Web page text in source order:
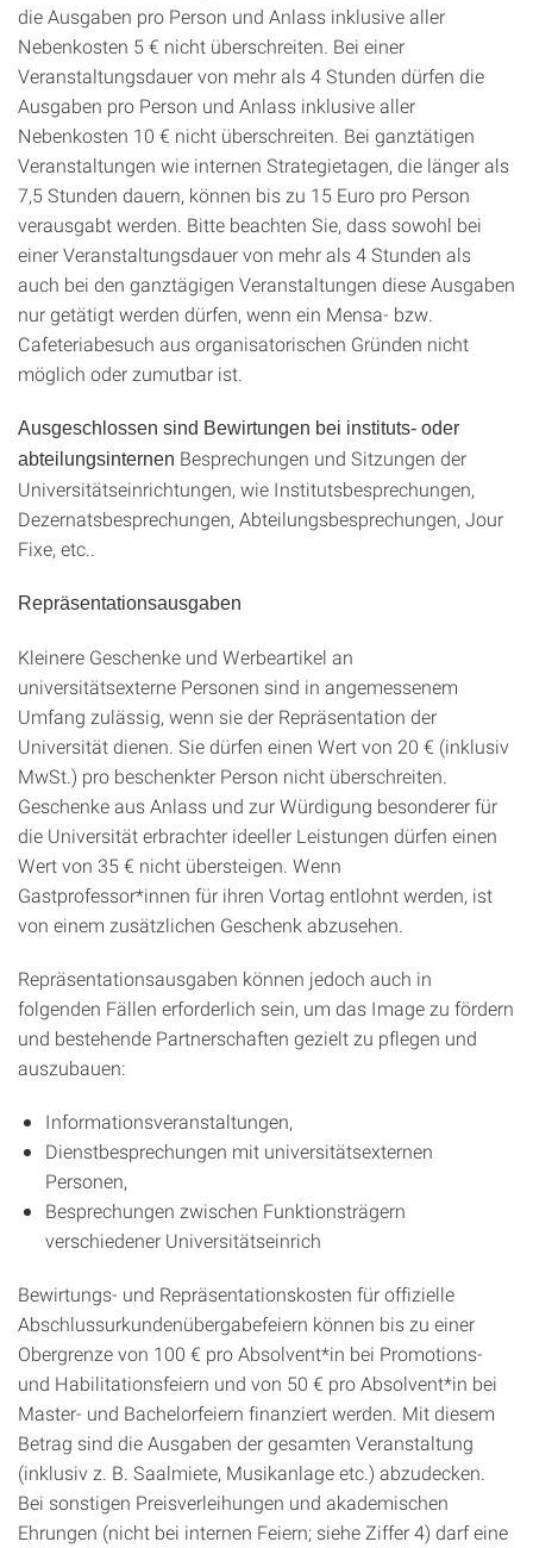
die Ausgaben pro Person und Anlass inklusive aller
Nebenkosten 5 € nicht überschreiten. Bei einer
Veranstaltungsdauer von mehr als 4 Stunden dürfen die
Ausgaben pro Person und Anlass inklusive aller
Nebenkosten 10 € nicht überschreiten. Bei ganztätigen
Veranstaltungen wie internen Strategietagen, die länger als
7,5 Stunden dauern, können bis zu 15 Euro pro Person
verausgabt werden. Bitte beachten Sie, dass sowohl bei
einer Veranstaltungsdauer von mehr als 4 Stunden als
auch bei den ganztägigen Veranstaltungen diese Ausgaben
nur getätigt werden dürfen, wenn ein Mensa- bzw.
Cafeteriabesuch aus organisatorischen Gründen nicht
möglich oder zumutbar ist.
Ausgeschlossen sind Bewirtungen bei instituts- oder
abteilungsinternen Besprechungen und Sitzungen der
Universitätseinrichtungen, wie Institutsbesprechungen,
Dezernatsbesprechungen, Abteilungsbesprechungen, Jour
Fixe, etc..
Repräsentationsausgaben
Kleinere Geschenke und Werbeartikel an
universitätsexterne Personen sind in angemessenem
Umfang zulässig, wenn sie der Repräsentation der
Universität dienen. Sie dürfen einen Wert von 20 € (inklusiv
MwSt.) pro beschenkter Person nicht überschreiten.
Geschenke aus Anlass und zur Würdigung besonderer für
die Universität erbrachter ideeller Leistungen dürfen einen
Wert von 35 € nicht übersteigen. Wenn
Gastprofessor*innen für ihren Vortag entlohnt werden, ist
von einem zusätzlichen Geschenk abzusehen.
Repräsentationsausgaben können jedoch auch in
folgenden Fällen erforderlich sein, um das Image zu fördern
und bestehende Partnerschaften gezielt zu pflegen und
auszubauen:
Informationsveranstaltungen,
Dienstbesprechungen mit universitätsexternen
Personen,
Besprechungen zwischen Funktionsträgern
verschiedener Universitätseinrich
Bewirtungs- und Repräsentationskosten für offizielle
Abschlussurkundenübergabefeiern können bis zu einer
Obergrenze von 100 € pro Absolvent*in bei Promotions-
und Habilitationsfeiern und von 50 € pro Absolvent*in bei
Master- und Bachelorfeiern finanziert werden. Mit diesem
Betrag sind die Ausgaben der gesamten Veranstaltung
(inklusiv z. B. Saalmiete, Musikanlage etc.) abzudecken.
Bei sonstigen Preisverleihungen und akademischen
Ehrungen (nicht bei internen Feiern; siehe Ziffer 4) darf eine